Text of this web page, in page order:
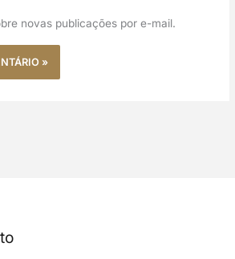
novas publicações por e-mail.